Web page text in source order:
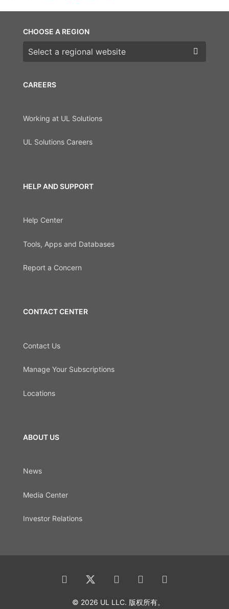
CAREERS
Working at UL Solutions
UL Solutions Careers
HELP AND SUPPORT
Help Center
Tools, Apps and Databases
Report a Concern
CONTACT CENTER
Contact Us
Manage Your Subscriptions
Locations
ABOUT US
News
Media Center
Investor Relations
CHOOSE A REGION
Choose a region
© 2026 UL LLC. 版权所有。